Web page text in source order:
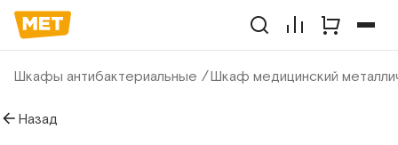
Шкафы антибактериальные Шкаф медицинский
Назад